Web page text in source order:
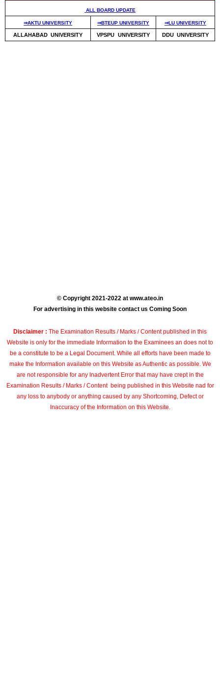
ALL BOARD UPDATE
⇒AKTU UNIVERSITY ⇒BTEUP UNIVERSITY ⇒LU UNIVERSITY
ALLAHABAD UNIVERSITY VPSPU UNIVERSITY DDU UNIVERSITY
© Copyright 2021-2022 at www.ateo.in
For advertising in this website contact us Coming Soon
Disclaimer : The Examination Results / Marks / Content published in this
Website is only for the immediate Information to the Examinees an does not to
be a constitute to be a Legal Document. While all efforts have been made to
make the Information available on this Website as Authentic as possible. We
are not responsible for any Inadvertent Error that may have crept in the
Examination Results / Marks / Content being published in this Website nad for
any loss to anybody or anything caused by any Shortcoming, Defect or
Inaccuracy of the Information on this Website.